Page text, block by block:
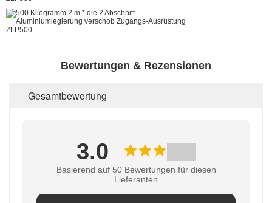
Bewertungen & Rezensionen
Gesamtbewertung
3.0
Basierend auf 50 Bewertungen für diesen
Lieferanten